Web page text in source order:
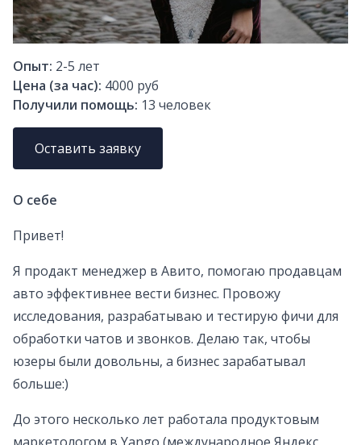
Опыт: 2-5 лет
Цена (за час): 4000 руб
Получили помощь: 13 человек
Оставить заявку
О себе
Привет!
Я продакт менеджер в Авито, помогаю продавцам
авто эффективнее вести бизнес. Провожу
исследования, разрабатываю и тестирую фичи для
обработки чатов и звонков. Делаю так, чтобы
юзеры были довольны, а бизнес зарабатывал
больше:)
До этого несколько лет работала продуктовым